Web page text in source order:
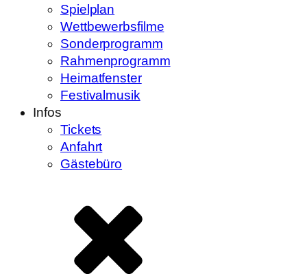
Spielplan
Wettbewerbsfilme
Sonderprogramm
Rahmenprogramm
Heimatfenster
Festivalmusik
Infos
Tickets
Anfahrt
Gästebüro